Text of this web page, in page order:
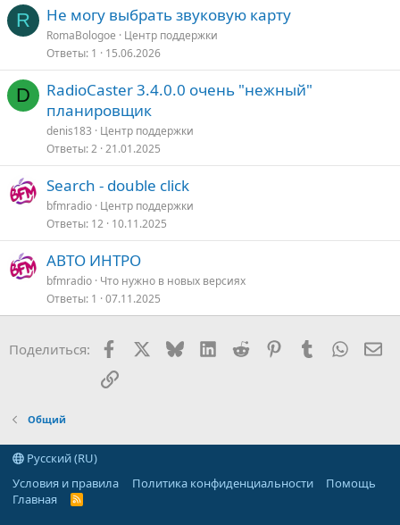
R Не могу выбрать звуковую карту
RomaBologoe
Центр поддержки
Ответы 1 15.06.2026
D
RadioCaster 3.4.0.0 очень "нежный"
планировщик
denis183
Центр поддержки
Ответы 2 21.01.2025
Search - double click
bfmradio Центр поддержки
Ответы 12 10.11.2025
АВТО ИНТРО
bfmradio Что нужно в новых версияx
Ответы 1 07.11.2025
Поделиться: Facebook BlueskyLinkedIn
Reddit PinterestTumblr
Ссылка
Общий
Русский (RU)
Условия и правила
Политика конфиденциальности
Помощь
Главная
R